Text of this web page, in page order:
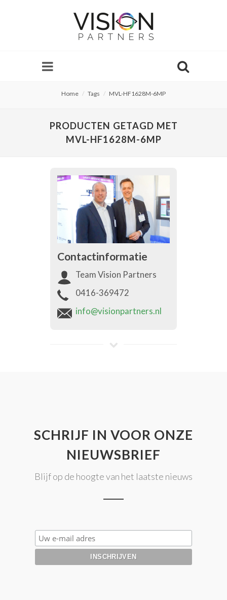
Home Tags MVL-HF1628M-6MP
PRODUCTEN GETAGD MET
MVL-HF1628M-6MP
Contactinformatie
Team Vision Partners
0416-369472
info@visionpartners.nl
SCHRIJF IN VOOR ONZE
NIEUWSBRIEF
Blijf op de hoogte van het laatste nieuws